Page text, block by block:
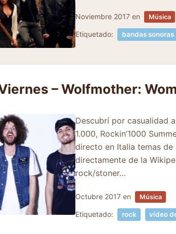
Noviembre 2017 en Música
Etiquetado: bandas sonoras
– Wolfmother:
Descubrí por casualidad
1.000, Rockin’1000
directo en Italia temas
directamente de la
rock/stoner…
Octubre 2017 en Música
Etiquetado: rock vídeo